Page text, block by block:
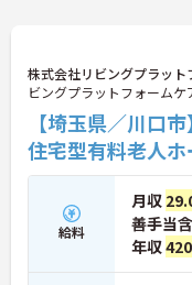
株式会社リビングプラッ
ビングプラットフォームケ
【埼玉県／川口
住宅型有料老人
給料
月収
善手当
年収